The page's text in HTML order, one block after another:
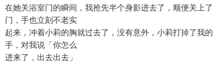
在她关浴室门的瞬间，我抢先半个身影进去了，顺便关上了
门，手也立刻不老实
起来，冲着小莉的胸就过去了，没有意外，小莉打掉了我的
手，对我说「你怎么
进来了，出去出去」